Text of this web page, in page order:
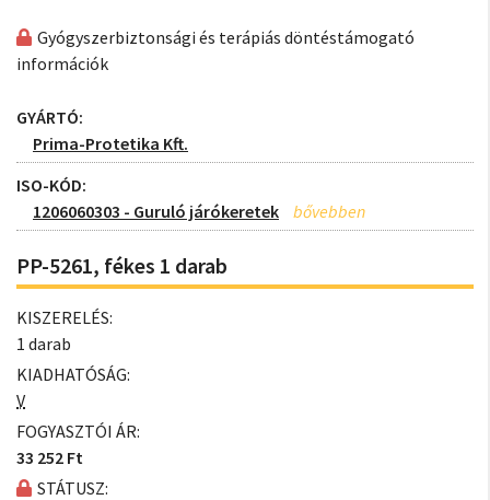
Gyógyszerbiztonsági és terápiás döntéstámogató
információk
GYÁRTÓ:
Prima-Protetika Kft.
ISO-KÓD:
1206060303 - Guruló járókeretek
PP-5261, fékes 1 darab
KISZERELÉS:
1 darab
KIADHATÓSÁG:
V
FOGYASZTÓI ÁR:
33 252 Ft
STÁTUSZ: